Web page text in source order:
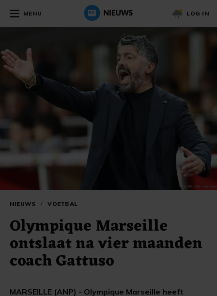
MENU LOG IN
NIEUWS / VOETBAL
Olympique Marseille
ontslaat na vier maanden
coach Gattuso
MARSEILLE (ANP) - Olympique Marseille heeft